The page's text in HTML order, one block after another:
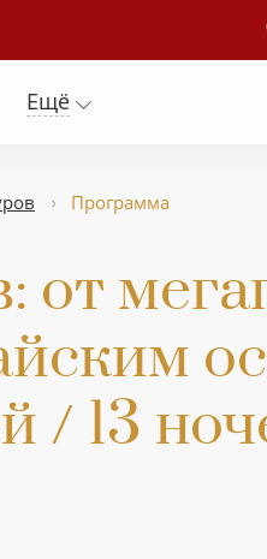
Ещё
Программа
от
/ 13